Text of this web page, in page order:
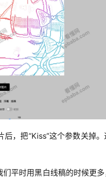
，把“Kiss”这个参数关掉
平时用黑白线稿的时候更